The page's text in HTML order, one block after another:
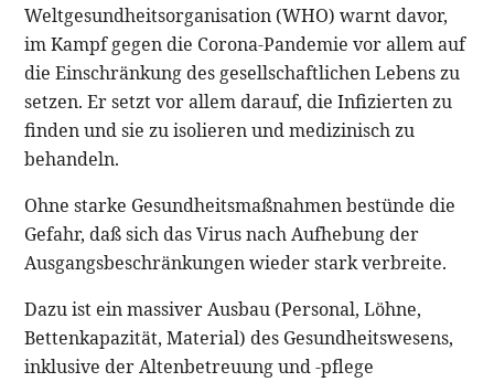
Weltgesundheitsorganisation (WHO) warnt davor,
im Kampf gegen die Corona-Pandemie vor allem auf
die Einschränkung des gesellschaftlichen Lebens zu
setzen. Er setzt vor allem darauf, die Infizierten zu
finden und sie zu isolieren und medizinisch zu
behandeln.
Ohne starke Gesundheitsmaßnahmen bestünde die
Gefahr, daß sich das Virus nach Aufhebung der
Ausgangsbeschränkungen wieder stark verbreite.
Dazu ist ein massiver Ausbau (Personal, Löhne,
Bettenkapazität, Material) des Gesundheitswesens,
inklusive der Altenbetreuung und -pflege